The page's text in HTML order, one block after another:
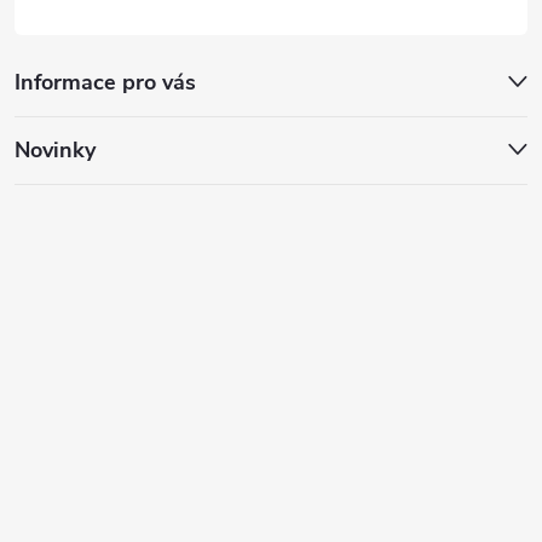
Informace pro vás
Novinky